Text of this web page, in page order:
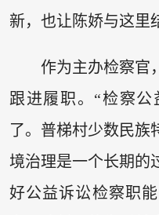
新，也让陈娇与这里
作为主办检察官
跟进履职。“检察
了。普梯村少数民族
境治理是一个长期的
好公益诉讼检察职